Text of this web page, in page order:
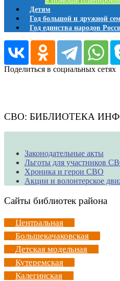
Детям
Год большой и дружной
Год единства народов
Поделиться в социальных сетях
СВО: БИБЛИОТЕКА
Законодательные акты
Льготы для участников
Хроника и герои СВО
Акции и волонтерское
Сайты библиотек района
Центральная
Большекачаковская
Детская модельная
Кутеремская
Калегинская